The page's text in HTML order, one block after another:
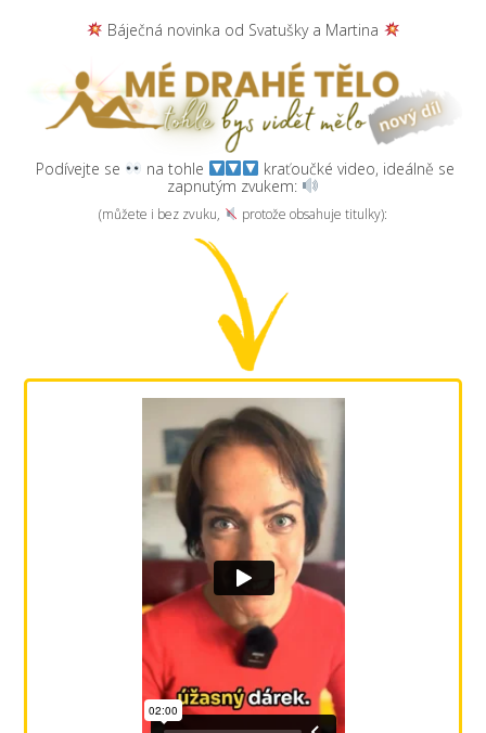
Báječná novinka od Svatušky a Martina
Podívejte se na tohle
kraťoučké video, ideálně se
zapnutým zvukem:
(můžete i bez zvuku, protože obsahuje titulky):